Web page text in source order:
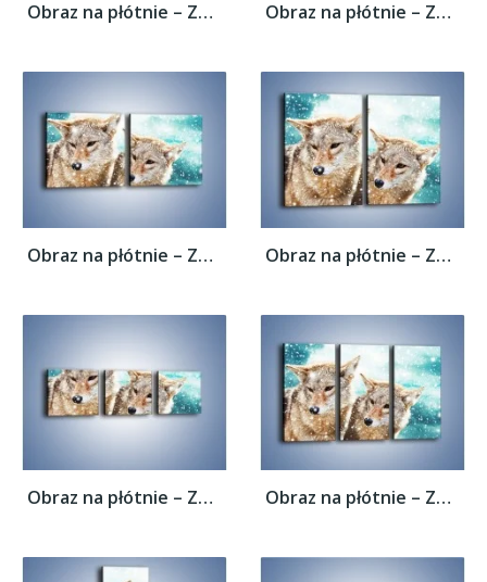
Obraz na płótnie – Zaciekawione wilki w... Obraz na płótnie – Zaciekawione wilki w...
Obraz na płótnie – Zaciekawione wilki w... Obraz na płótnie – Zaciekawione wilki w...
Obraz na płótnie – Zaciekawione wilki w... Obraz na płótnie – Zaciekawione wilki w...